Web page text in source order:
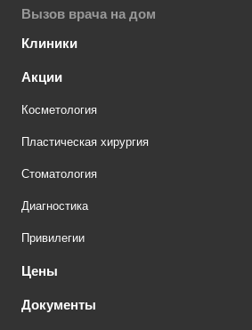
Вызов врача на дом
Клиники
Акции
Косметология
Пластическая хирургия
Стоматология
Диагностика
Привилегии
Цены
Документы